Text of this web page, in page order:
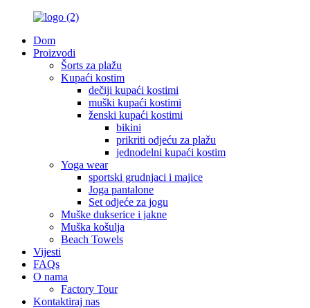
Dom
Proizvodi
Šorts za plažu
Kupaći kostim
dečiji kupaći kostimi
muški kupaći kostimi
ženski kupaći kostimi
bikini
prikriti odjeću za plažu
jednodelni kupaći kostim
Yoga wear
sportski grudnjaci i majice
Joga pantalone
Set odjeće za jogu
Muške dukserice i jakne
Muška košulja
Beach Towels
Vijesti
FAQs
O nama
Factory Tour
Kontaktiraj nas